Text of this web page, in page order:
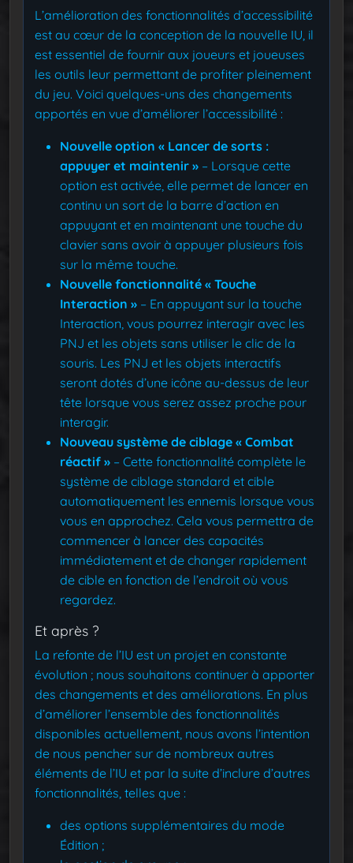
L’amélioration des fonctionnalités d’accessibilité
est au cœur de la conception de la nouvelle IU, il
est essentiel de fournir aux joueurs et joueuses
les outils leur permettant de profiter pleinement
du jeu. Voici quelques-uns des changements
apportés en vue d’améliorer l’accessibilité :
Nouvelle option « Lancer de sorts :
appuyer et maintenir » – Lorsque cette
option est activée, elle permet de lancer en
continu un sort de la barre d’action en
appuyant et en maintenant une touche du
clavier sans avoir à appuyer plusieurs fois
sur la même touche.
Nouvelle fonctionnalité « Touche
Interaction » – En appuyant sur la touche
Interaction, vous pourrez interagir avec les
PNJ et les objets sans utiliser le clic de la
souris. Les PNJ et les objets interactifs
seront dotés d’une icône au-dessus de leur
tête lorsque vous serez assez proche pour
interagir.
Nouveau système de ciblage « Combat
réactif » – Cette fonctionnalité complète le
système de ciblage standard et cible
automatiquement les ennemis lorsque vous
vous en approchez. Cela vous permettra de
commencer à lancer des capacités
immédiatement et de changer rapidement
de cible en fonction de l’endroit où vous
regardez.
Et après ?
La refonte de l’IU est un projet en constante
évolution ; nous souhaitons continuer à apporter
des changements et des améliorations. En plus
d’améliorer l’ensemble des fonctionnalités
disponibles actuellement, nous avons l’intention
de nous pencher sur de nombreux autres
éléments de l’IU et par la suite d’inclure d’autres
fonctionnalités, telles que :
des options supplémentaires du mode
Édition ;